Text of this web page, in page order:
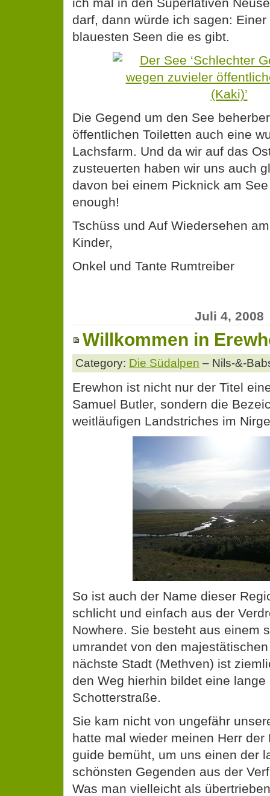
darf, dann würde ich sagen:
blauesten Seen die es gibt.
Die Gegend um den See
öffentlichen Toiletten auch eine
Lachsfarm. Und da wir auf das
zusteuerten haben wir uns auch
davon bei einem Picknick am
enough!
Tschüss und Auf Wiedersehen
Kinder,
Onkel und Tante Rumtreiber
Juli 4, 2008
Willkommen in
Category: Die Südalpen – Nils-&-
Erewhon ist nicht nur der Titel
Samuel Butler, sondern die
weitläufigen Landstriches im
So ist auch der Name dieser
schlicht und einfach aus der
Nowhere. Sie besteht aus einem
umrandet von den
nächste Stadt (Methven) ist
den Weg hierhin bildet eine lange
Schotterstraße.
Sie kam nicht von ungefähr
hatte mal wieder meinen Herr der
guide bemüht, um uns einen der
schönsten Gegenden aus der
Was man vielleicht als